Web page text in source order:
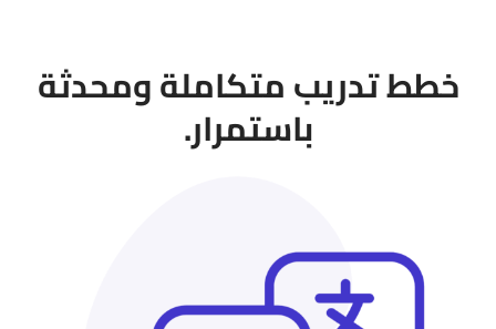
خطط تدريب متكاملة ومحدثة
باستمرار.